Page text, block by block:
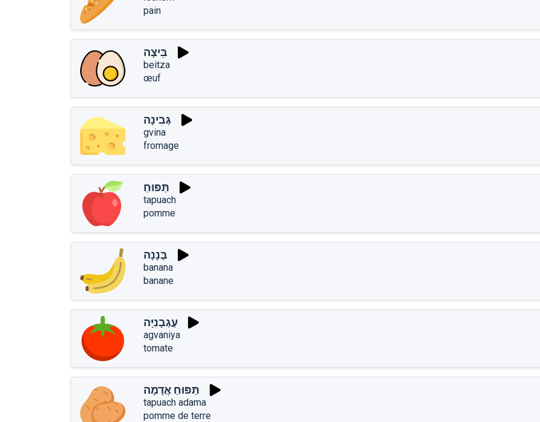
pain
בֵּיצָה
beitza
œuf
גְּבִינָה
gvina
fromage
תַּפּוּחַ
tapuach
pomme
בָּנָנָה
banana
banane
עַגְבָנִיָּה
agvaniya
tomate
תַּפּוּחַ אֲדָמָה
tapuach adama
pomme de terre